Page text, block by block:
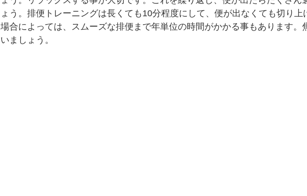
ょう。排便トレーニングは長くても10分程度にして、便が出なくても切り上
場合によっては、スムーズな排便まで年単位の時間がかかる事もあります。
いましょう。